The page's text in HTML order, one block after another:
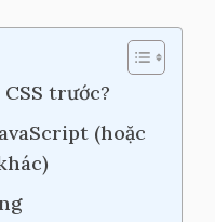
trước?
(hoặc